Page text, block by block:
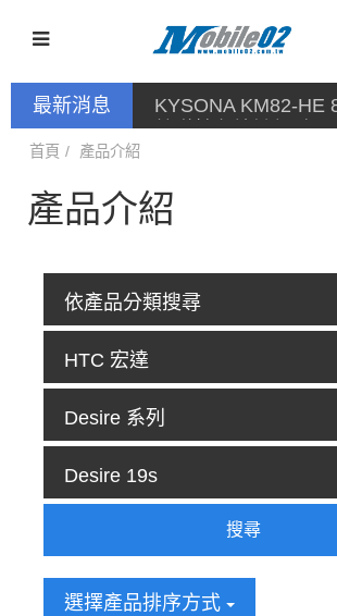
最新消息
KYSONA KM82-HE
競磁軸有線鍵盤 產
首頁 產品介紹
產品介紹
搜尋
選擇產品排序方式